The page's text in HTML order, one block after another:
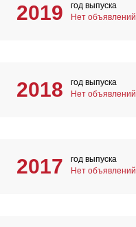
2019
год выпуска
Нет объявлений
2018
год выпуска
Нет объявлений
2017
год выпуска
Нет объявлений